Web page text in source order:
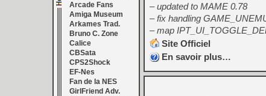
Arcade Fans
Amiga Museum
Arkames Trad.
Bruno C. Zone
Calice
CBSata
CPS2Shock
EF-Nes
Fan de la NES
GirlFriend Adv.
– updated to MAME 0.78
– fix handling
– map
Site Officiel
En savoir plus…